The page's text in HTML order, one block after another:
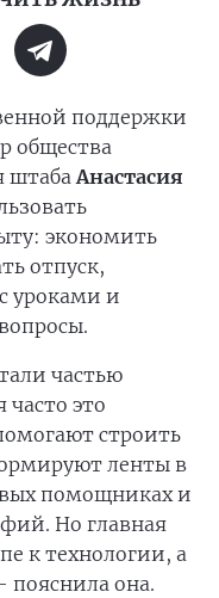
поддержки
общества
штабаАнастасия
экономить
отпуск,
уроками и
частью
это
строить
ленты в
помощниках и
Но главная
к технологии, а
пояснила она.